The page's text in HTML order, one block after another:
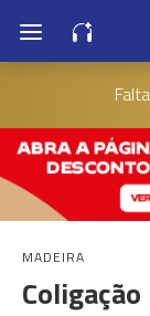
MADEIRA